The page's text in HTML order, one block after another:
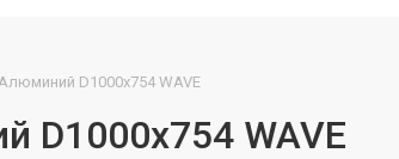
D1000х754 WAVE
D1000х754 WAVE